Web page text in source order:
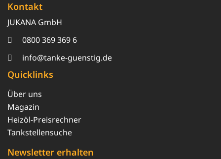
Kontakt
JUKANA GmbH
0800 369 369 6
info@tanke-guenstig.de
Quicklinks
Über uns
Magazin
Heizöl-Preisrechner
Tankstellensuche
Newsletter erhalten